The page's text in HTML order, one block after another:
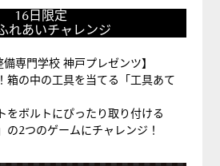
16日限定
れあいチャレンジ
備専門学校 神戸プレゼンツ】
箱の中の工具を当てる「工具あて
をボルトにぴったり取り付ける
の2つのゲームにチャレンジ！